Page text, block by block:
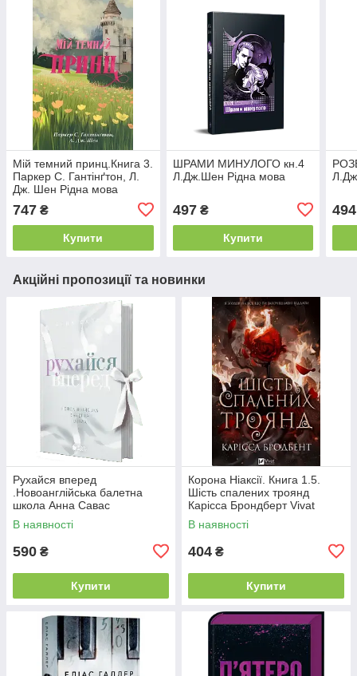
Мій темний принц.Книга 3.
Паркер С. Гантінґтон, Л.
Дж. Шен Рідна мова
747 ₴
Купити
ШРАМИ МИНУЛОГО кн.4
Л.Дж.Шен Рідна мова
497₴
Купити
494
Акційні пропозиції та новинки
Рухайся вперед
.Новоанглійська балетна
школа Анна Савас
READBERRY
В наявності
590 ₴
Купити
Корона Ніаксії. Книга 1.5.
Шість спалених троянд
Карісса Брондберт Vivat
В наявності
404 ₴
Купити